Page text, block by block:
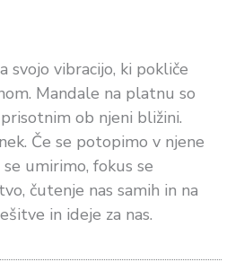
svojo vibracijo, ki pokliče
Mandale na platnu so
ob njeni bližini.
Če se potopimo v njene
umirimo, fokus se
čutenje nas samih in na
in ideje za nas.